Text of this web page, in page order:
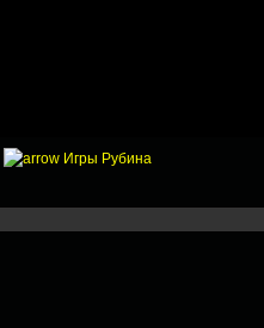
Игры Рубина